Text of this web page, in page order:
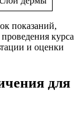
показаний,
курса
и оценки
для